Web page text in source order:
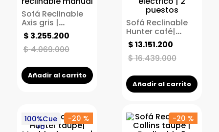
Sofá Reclinable
Axis gris |
Reclinable 2
puestos | Sillón
reclinable manual
$4.069.000
$ 3.255.200
Añadir al carrito
Sofá Reclinable
Hunter café|
Mueble de cuero |
Reclinable
eléctrico | 2
$16.439.000
$13.151.200
Añadir al carrito
100%Cue
ro
-20 % -20 %